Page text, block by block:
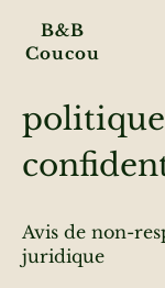
B&B
Coucou
Avis de non-
juridique